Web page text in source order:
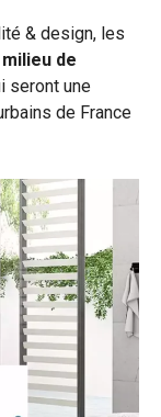
& design, les
milieu de
seront une
de France